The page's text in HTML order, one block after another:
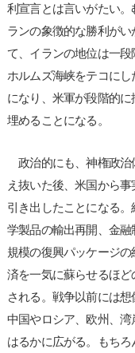
利宣言とは言いがたい
ランの象徴的な勝利が
て、イランの地位は一段
ホルムズ海峡をテコに
になり、米軍が段階的
埋めることになる。
政治的にも、神権政治
え抜いた後、米国から
引き出したことになる
学製品の輸出再開、金
規模の復興パッケージ
済を一気に蘇らせるほ
される。戦争以前には想
中国やロシア、欧州、
はるかに広がる。もち